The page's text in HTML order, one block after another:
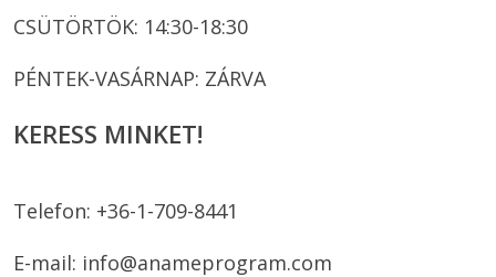
CSÜTÖRTÖK: 14:30-18:30
PÉNTEK-VASÁRNAP: ZÁRVA
KERESS MINKET!
Telefon: +36-1-709-8441
E-mail: info@anameprogram.com